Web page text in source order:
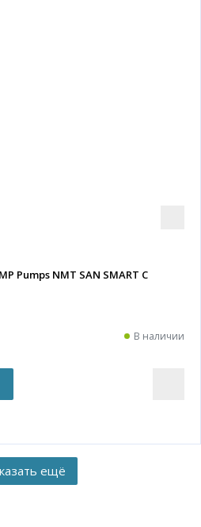
Pumps NMT SAN SMART C
В наличии